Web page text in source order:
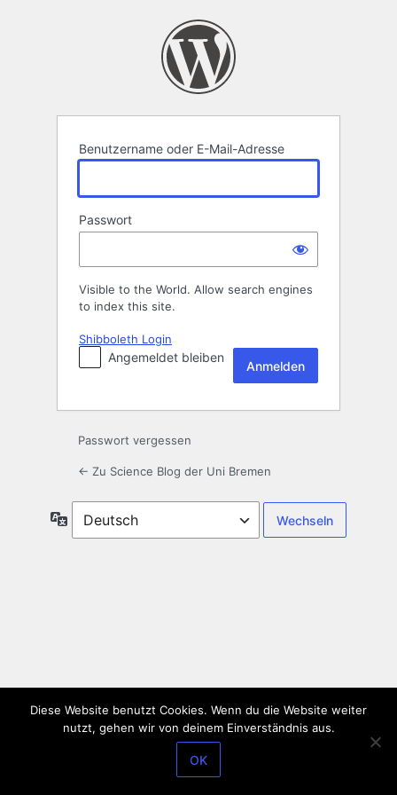
Benutzername oder E-Mail-Adresse
Passwort
Visible to the World. Allow search engines
to index this site.
Shibboleth Login
Angemeldet bleiben
Passwort vergessen
← Zu Science Blog der Uni Bremen
Sprache
Diese Website benutzt Cookies. Wenn du die Website weiter
nutzt, gehen wir von deinem Einverständnis aus.
OK